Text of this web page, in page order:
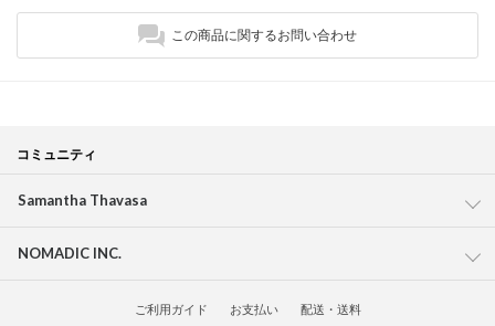
この商品に関するお問い合わせ
コミュニティ
Samantha Thavasa
NOMADIC INC.
ご利用ガイド お支払い 配送・送料